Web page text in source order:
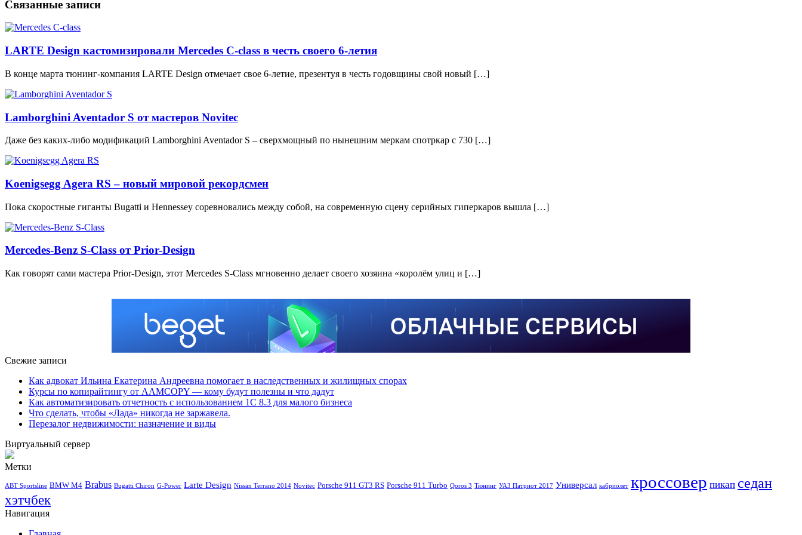
Связанные записи
LARTE Design кастомизировали Mercedes C-class в честь своего 6-летия
В конце марта тюнинг-компания LARTE Design отмечает свое 6-летие, презентуя в честь годовщины свой новый […]
Lamborghini Aventador S от мастеров Novitec
Даже без каких-либо модификаций Lamborghini Aventador S – сверхмощный по нынешним меркам спотркар с 730 […]
Koenigsegg Agera RS – новый мировой рекордсмен
Пока скоростные гиганты Bugatti и Hennessey соревновались между собой, на современную сцену серийных гиперкаров вышла […]
Mercedes-Benz S-Class от Prior-Design
Как говорят сами мастера Prior-Design, этот Mercedes S-Class мгновенно делает своего хозяина «королём улиц и […]
Свежие записи
Как адвокат Ильина Екатерина Андреевна помогает в наследственных и жилищных спорах
Курсы по копирайтингу от AAMCOPY — кому будут полезны и что дадут
Как автоматизировать отчетность с использованием 1С 8.3 для малого бизнеса
Что сделать, чтобы «Лада» никогда не заржавела.
Перезалог недвижимости: назначение и виды
Виртуальный сервер
Метки
ABT Sportsline BMW M4 Brabus Bugatti Chiron G-Power Larte Design Nissan Terrano 2014 Novitec Porsche 911 GT3 RS Porsche 911 Turbo Qoros 3 Тюнинг УАЗ Патриот 2017 Универсал кабриолет кроссовер пикап седан
хэтчбек
Навигация